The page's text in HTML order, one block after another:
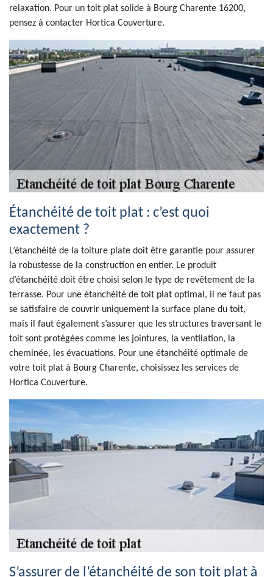
relaxation. Pour un toit plat solide à Bourg Charente 16200,
pensez à contacter Hortica Couverture.
Étanchéité de toit plat : c’est quoi
exactement ?
L’étanchéité de la toiture plate doit être garantie pour assurer
la robustesse de la construction en entier. Le produit
d’étanchéité doit être choisi selon le type de revêtement de la
terrasse. Pour une étanchéité de toit plat optimal, il ne faut pas
se satisfaire de couvrir uniquement la surface plane du toit,
mais il faut également s’assurer que les structures traversant le
toit sont protégées comme les jointures, la ventilation, la
cheminée, les évacuations. Pour une étanchéité optimale de
votre toit plat à Bourg Charente, choisissez les services de
Hortica Couverture.
S’assurer de l’étanchéité de son toit plat à